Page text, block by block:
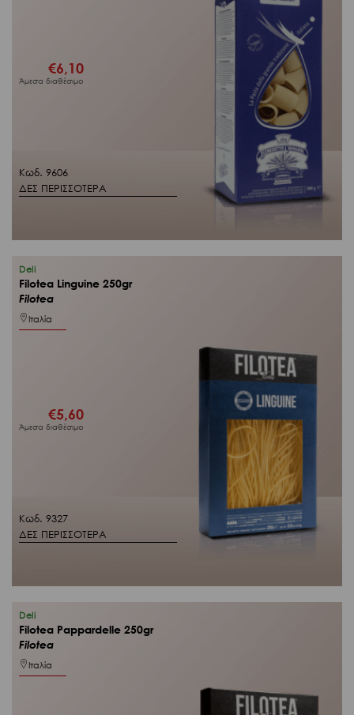
Κωδ. 9606
ΔΕΣ ΠΕΡΙΣΣΟΤΕΡΑ
€6,10
Άμεσα διαθέσιμο
Κωδ. 9327
ΔΕΣ ΠΕΡΙΣΣΟΤΕΡΑ
Deli
Filotea Linguine 250gr
Filotea
Ιταλία
€5,60
Άμεσα διαθέσιμο
Deli
Filotea Pappardelle 250gr
Filotea
Ιταλία